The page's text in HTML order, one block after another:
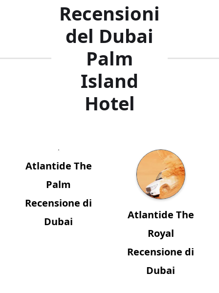
Recensioni
del Dubai
Palm
Island
Hotel
Atlantide The
Palm
Recensione di
Dubai
Atlantide The
Royal
Recensione di
Dubai